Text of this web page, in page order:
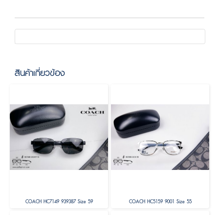
สินค้าเกี่ยวข้อง
COACH HC7149 939387 Size 59 COACH HC5159 9001 Size 55